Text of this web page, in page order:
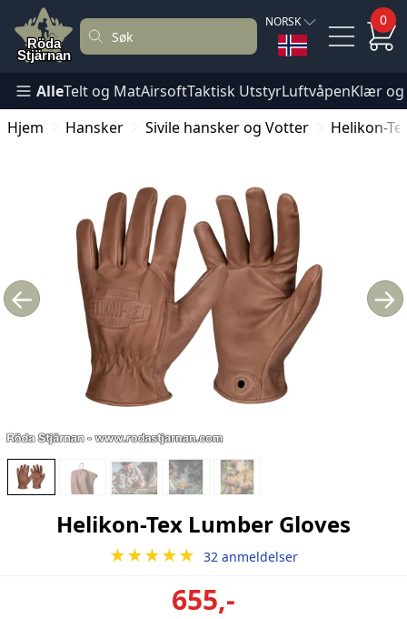
NORSK 0
AlleTelt og MatAirsoftTaktisk UtstyrLuftvåpenKlær
Hjem
Hansker Sivile hansker og Votter Helikon-
← →
Helikon-Tex Lumber Gloves
★★★★★ 32 anmeldelser
655,-